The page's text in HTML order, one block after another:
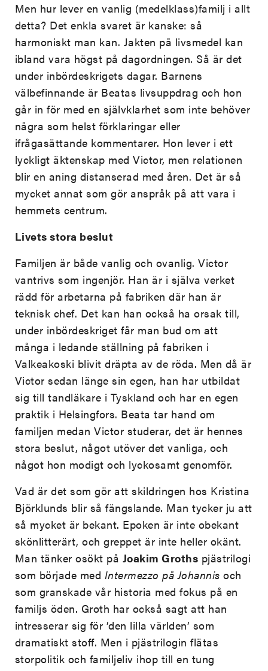
Men hur lever en vanlig (medelklass)familj i allt
detta? Det enkla svaret är kanske: så
harmoniskt man kan. Jakten på livsmedel kan
ibland vara högst på dagordningen. Så är det
under inbördeskrigets dagar. Barnens
välbefinnande är Beatas livsuppdrag och hon
går in för med en självklarhet som inte behöver
några som helst förklaringar eller
ifrågasättande kommentarer. Hon lever i ett
lyckligt äktenskap med Victor, men relationen
blir en aning distanserad med åren. Det är så
mycket annat som gör anspråk på att vara i
hemmets centrum.
Livets stora beslut
Familjen är både vanlig och ovanlig. Victor
vantrivs som ingenjör. Han är i själva verket
rädd för arbetarna på fabriken där han är
teknisk chef. Det kan han också ha orsak till,
under inbördeskriget får man bud om att
många i ledande ställning på fabriken i
Valkeakoski blivit dräpta av de röda. Men då är
Victor sedan länge sin egen, han har utbildat
sig till tandläkare i Tyskland och har en egen
praktik i Helsingfors. Beata tar hand om
familjen medan Victor studerar, det är hennes
stora beslut, något utöver det vanliga, och
något hon modigt och lyckosamt genomför.
Vad är det som gör att skildringen hos Kristina
Björklunds blir så fängslande. Man tycker ju att
så mycket är bekant. Epoken är inte obekant
skönlitterärt, och greppet är inte heller okänt.
Man tänker osökt på Joakim Groths pjästrilogi
som började med Intermezzo på Johannis och
som granskade vår historia med fokus på en
familjs öden. Groth har också sagt att han
intresserar sig för ’den lilla världen’ som
dramatiskt stoff. Men i pjästrilogin flätas
storpolitik och familjeliv ihop till en tung